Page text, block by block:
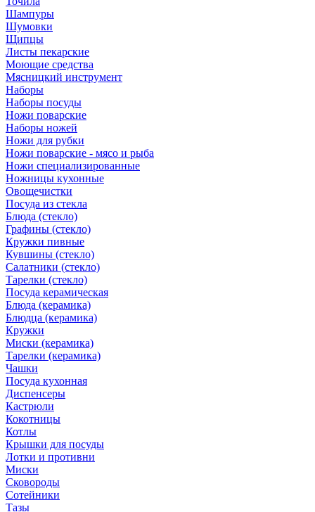
Шампуры
Шумовки
Щипцы
Листы пекарские
Моющие средства
Мясницкий инструмент
Наборы
Наборы посуды
Ножи поварские
Наборы ножей
Ножи для рубки
Ножи поварские - мясо и рыба
Ножи специализированные
Ножницы кухонные
Овощечистки
Посуда из стекла
Блюда (стекло)
Графины (стекло)
Кружки пивные
Кувшины (стекло)
Салатники (стекло)
Тарелки (стекло)
Посуда керамическая
Блюда (керамика)
Блюдца (керамика)
Кружки
Миски (керамика)
Тарелки (керамика)
Чашки
Посуда кухонная
Диспенсеры
Кастрюли
Кокотницы
Котлы
Крышки для посуды
Лотки и противни
Миски
Сковороды
Сотейники
Тазы